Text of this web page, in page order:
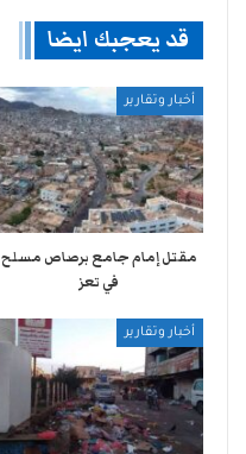
قد يعجبك ايضا
أخبار وتقارير
مقتل إمام جامع برصاص مسلح
في تعز
أخبار وتقارير